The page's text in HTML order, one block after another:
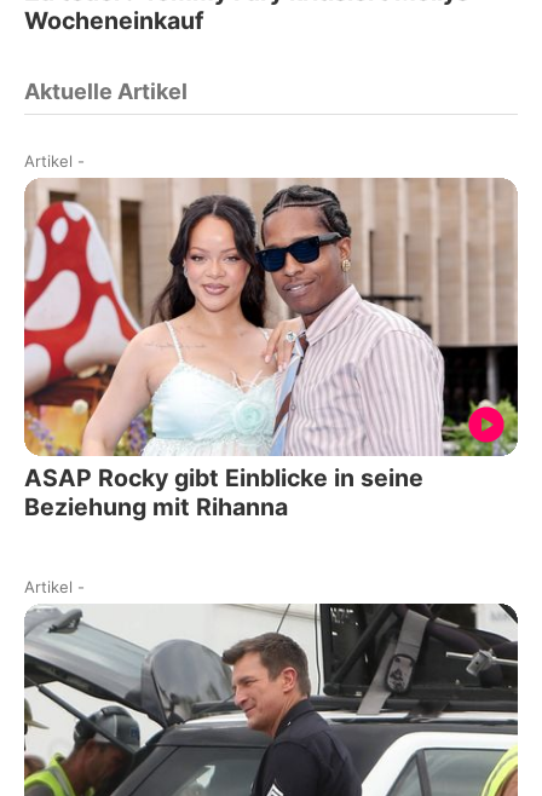
Wocheneinkauf
Aktuelle Artikel
Artikel -
ASAP Rocky gibt Einblicke in seine
Beziehung mit Rihanna
Artikel -